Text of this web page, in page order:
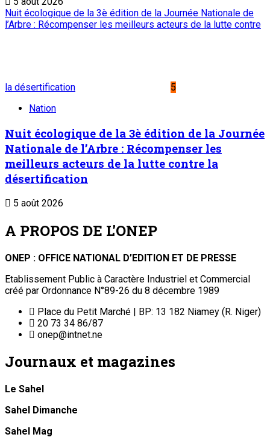
Nuit écologique de la 3è édition de la Journée Nationale de
l’Arbre : Récompenser les meilleurs acteurs de la lutte contre
la désertification
5
Nation
Nuit écologique de la 3è édition de la Journée
Nationale de l’Arbre : Récompenser les
meilleurs acteurs de la lutte contre la
désertification
5 août 2026
A PROPOS DE L'ONEP
ONEP : OFFICE NATIONAL D’EDITION ET DE PRESSE
Etablissement Public à Caractère Industriel et Commercial
créé par Ordonnance N°89-26 du 8 décembre 1989
Place du Petit Marché | BP: 13 182 Niamey (R. Niger)
20 73 34 86/87
onep@intnet.ne
Journaux et magazines
Le Sahel
Sahel Dimanche
Sahel Mag